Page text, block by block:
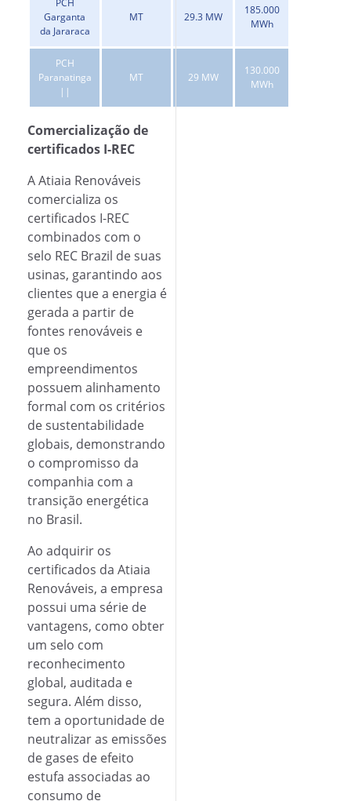
PCH
Garganta
da Jararaca
MT 29.3 MW
185.000
MWh
PCH
Paranatinga
||
MT 29 MW
130.000
MWh
Comercialização de
certificados I-REC
A Atiaia Renováveis
comercializa os
certificados I-REC
combinados com o
selo REC Brazil de suas
usinas, garantindo aos
clientes que a energia é
gerada a partir de
fontes renováveis e
que os
empreendimentos
possuem alinhamento
formal com os critérios
de sustentabilidade
globais, demonstrando
o compromisso da
companhia com a
transição energética
no Brasil.
Ao adquirir os
certificados da Atiaia
Renováveis, a empresa
possui uma série de
vantagens, como obter
um selo com
reconhecimento
global, auditada e
segura. Além disso,
tem a oportunidade de
neutralizar as emissões
de gases de efeito
estufa associadas ao
consumo de